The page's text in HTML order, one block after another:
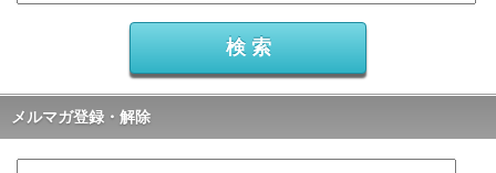
メルマガ登録・解除